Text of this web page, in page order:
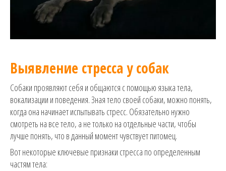
Выявление стресса у собак
Собаки проявляют себя и общаются с помощью языка тела,
вокализации и поведения. Зная тело своей собаки, можно понять,
когда она начинает испытывать стресс. Обязательно нужно
смотреть на все тело, а не только на отдельные части, чтобы
лучше понять, что в данный момент чувствует питомец.
Вот некоторые ключевые признаки стресса по определенным
частям тела: